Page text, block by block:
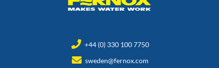
+44 (0) 330 100 7750
sweden@fernox.com